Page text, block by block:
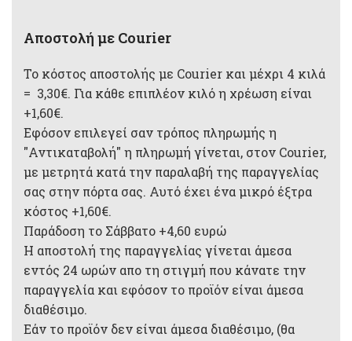
Αποστολή με Courier
Το κόστος αποστολής με Courier και μέχρι 4 κιλά
= 3,30€. Για κάθε επιπλέον κιλό η χρέωση είναι
+1,60€.
Εφόσον επιλεγεί σαν τρόπος πληρωμής η
"Αντικαταβολή" η πληρωμή γίνεται, στον Courier,
με μετρητά κατά την παραλαβή της παραγγελίας
σας στην πόρτα σας. Αυτό έχει ένα μικρό έξτρα
κόστος +1,60€.
Παράδοση το Σάββατο +4,60 ευρώ
Η αποστολή της παραγγελίας γίνεται άμεσα
εντός 24 ωρών απο τη στιγμή που κάνατε την
παραγγελία και εφόσον το προϊόν είναι άμεσα
διαθέσιμο.
Εάν το προϊόν δεν είναι άμεσα διαθέσιμο, (θα